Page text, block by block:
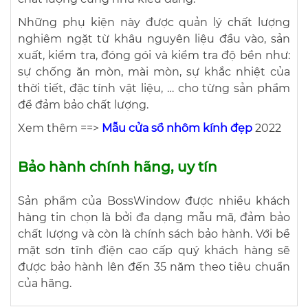
Những phụ kiện này được quản lý chất lượng
nghiêm ngặt từ khâu nguyên liệu đầu vào, sản
xuất, kiểm tra, đóng gói và kiểm tra độ bền như:
sự chống ăn mòn, mài mòn, sự khắc nhiệt của
thời tiết, đặc tính vật liệu, … cho từng sản phẩm
để đảm bảo chất lượng.
Xem thêm ==> Mẫu cửa sổ nhôm kính đẹp 2022
Bảo hành chính hãng, uy tín
Sản phẩm của BossWindow được nhiều khách
hàng tin chọn là bởi đa dạng mẫu mã, đảm bảo
chất lượng và còn là chính sách bảo hành. Với bề
mặt sơn tĩnh điện cao cấp quý khách hàng sẽ
được bảo hành lên đến 35 năm theo tiêu chuẩn
của hãng.